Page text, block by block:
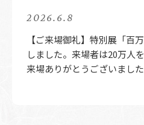
2026.6.8
【ご来場御礼】特別展「百
しました。来場者は20万
来場ありがとうございました